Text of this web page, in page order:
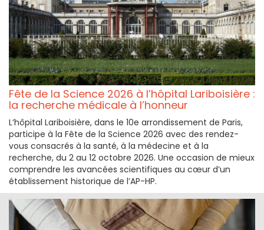
Fête de la Science 2026 à l’hôpital Lariboisière :
la recherche médicale à l’honneur
L’hôpital Lariboisière, dans le 10e arrondissement de Paris,
participe à la Fête de la Science 2026 avec des rendez-
vous consacrés à la santé, à la médecine et à la
recherche, du 2 au 12 octobre 2026. Une occasion de mieux
comprendre les avancées scientifiques au cœur d’un
établissement historique de l’AP-HP.